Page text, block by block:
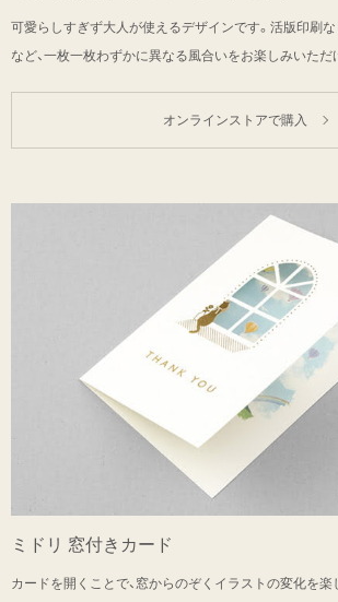
可愛らしすぎず大人が使えるデザインです。活版印刷
など、一枚一枚わずかに異なる風合いをお楽しみいただ
オンラインストアで購入
ミドリ 窓付きカード
カードを開くことで、窓からのぞくイラストの変化を楽